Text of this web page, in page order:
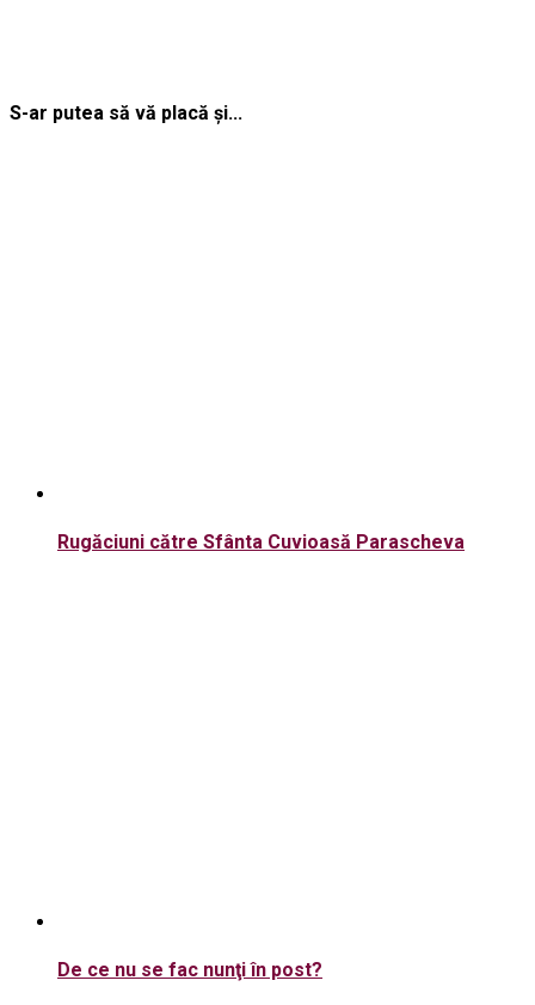
S-ar putea să vă placă și...
Rugăciuni către Sfânta Cuvioasă Parascheva
De ce nu se fac nunţi în post?